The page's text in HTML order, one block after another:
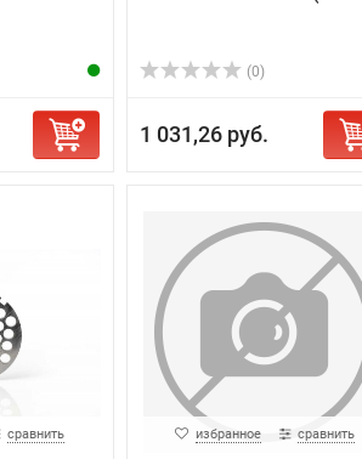
(0)
1 031,26 руб.
сравнить избранное сравнить